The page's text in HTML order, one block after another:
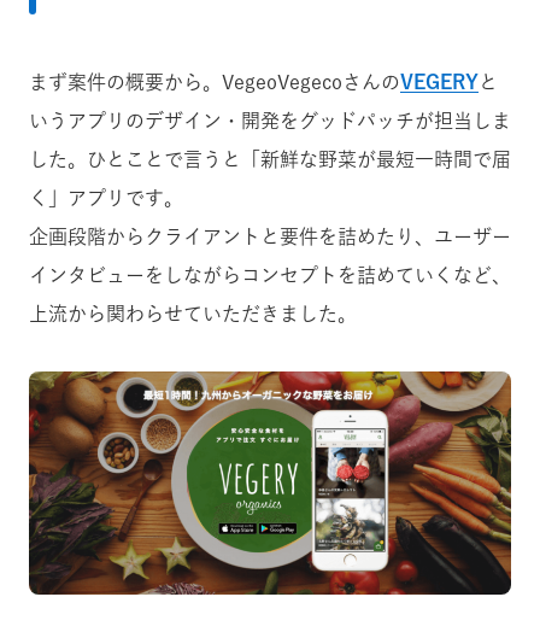
まず案件の概要から。VegeoVegecoさんのVEGERY と
いうアプリのデザイン・開発をグッドパッチが担当しま
した。ひとことで言うと「新鮮な野菜が最短一時間で届
く」アプリです。
企画段階からクライアントと要件を詰めたり、ユーザー
インタビューをしながらコンセプトを詰めていくなど、
上流から関わらせていただきました。